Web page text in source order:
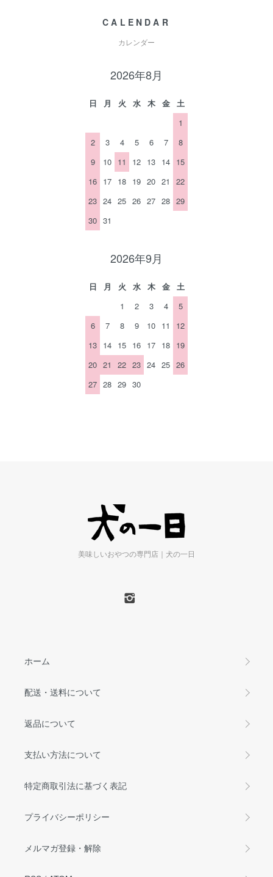
CALENDAR
カレンダー
2026年8月
日 月 火 水 木 金
土
1
2
3 4 5 6 7
8
9
10 11 12 13 14 15
16 17 18 19 20 21
22
23 24 25 26 27 28 29
30 31
2026年9月
日 月 火 水 木 金
土
1
2 3 4
5
6
7 8 9 10 11
12
13 14 15 16 17 18 19
20 21 22 23 24 25 26
27 28 29 30
美味しいおやつの専門店｜犬の一日
ホーム
配送・送料について
返品について
支払い方法について
特定商取引法に基づく表記
プライバシーポリシー
メルマガ登録・解除